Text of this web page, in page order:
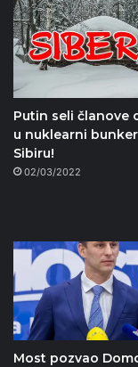
Putin seli članove
u nuklearni
Sibiru!
02/03/2022
Most pozvao